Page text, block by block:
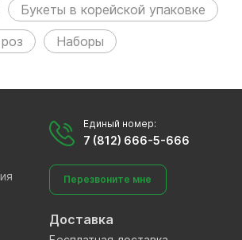
Букеты в корейской упаковке
Наборы
Единый номер:
7 (812) 666-5-666
Перезвоните мне
Доставка